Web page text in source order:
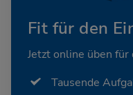
Fit für den
Jetzt online üben für
Tausende